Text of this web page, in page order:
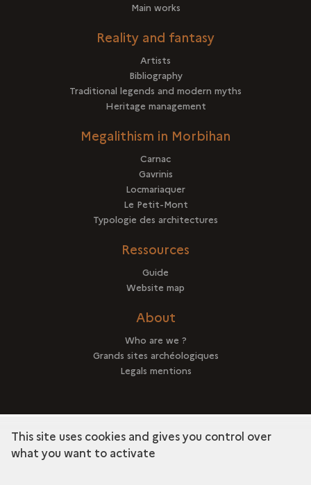
Main works
Reality and fantasy
Artists
Bibliography
Traditional legends and modern myths
Heritage management
Megalithism in Morbihan
Carnac
Gavrinis
Locmariaquer
Le Petit-Mont
Typologie des architectures
Ressources
Guide
Website map
About
Who are we ?
Grands sites archéologiques
Legals mentions
Discover the collection
This site uses cookies and gives you control over
what you want to activate